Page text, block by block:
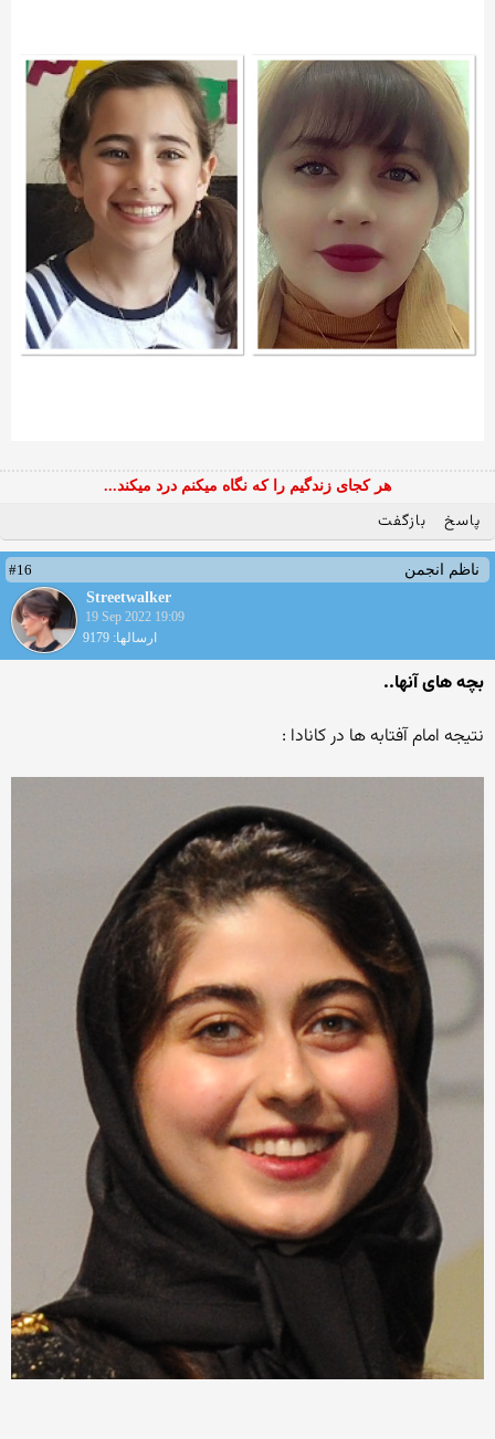
هر کجای زندگیم را که نگاه میکنم درد میکند...
پاسخ بازگفت
ناظم انجمن
#16
Streetwalker
19 Sep 2022 19:09
ارسالها: 9179
بچه های آنها..
نتیجه امام آفتابه ها در کانادا :